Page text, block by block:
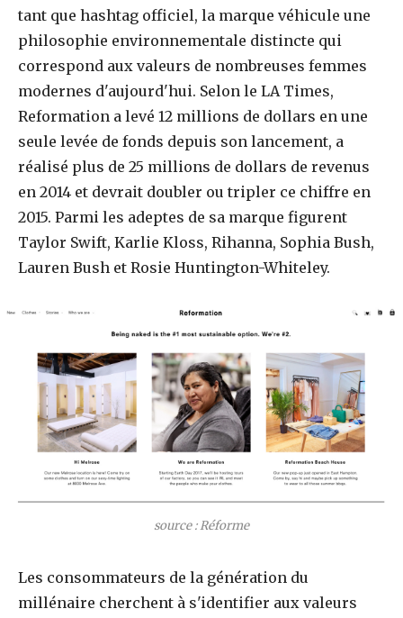
tant que hashtag officiel, la marque véhicule une
philosophie environnementale distincte qui
correspond aux valeurs de nombreuses femmes
modernes d'aujourd'hui. Selon le LA Times,
Reformation a levé 12 millions de dollars en une
seule levée de fonds depuis son lancement, a
réalisé plus de 25 millions de dollars de revenus
en 2014 et devrait doubler ou tripler ce chiffre en
2015. Parmi les adeptes de sa marque figurent
Taylor Swift, Karlie Kloss, Rihanna, Sophia Bush,
Lauren Bush et Rosie Huntington-Whiteley.
source : Réforme
Les consommateurs de la génération du
millénaire cherchent à s'identifier aux valeurs